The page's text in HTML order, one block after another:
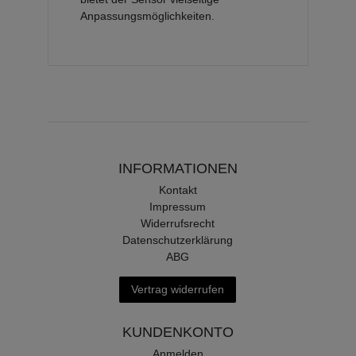
Anpassungsmöglichkeiten.
INFORMATIONEN
Kontakt
Impressum
Widerrufsrecht
Datenschutzerklärung
ABG
Vertrag widerrufen
KUNDENKONTO